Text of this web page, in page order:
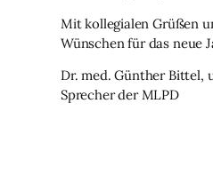
Mit kollegialen Grüßen
Wünschen für das neue
Dr. med. Günther Bittel,
Sprecher der MLPD